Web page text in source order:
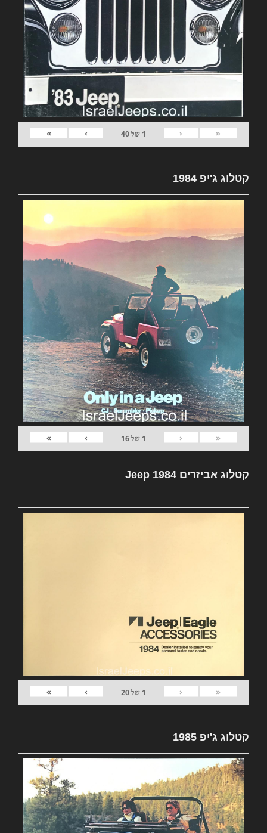
«
‹
1 של40
›
»
קטלוג ג'יפ 1984
«
‹
1 של16
›
»
קטלוג אביזרים Jeep 1984
«
‹
1 של20
›
»
קטלוג ג'יפ 1985